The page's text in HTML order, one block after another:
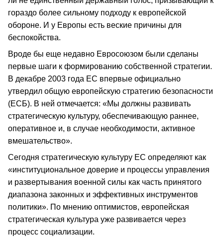
гораздо более сильному подходу к европейской
обороне. И у Европы есть веские причины для
беспокойства.
Вроде бы еще недавно Евросоюзом были сделаны
первые шаги к формированию собственной стратегии.
В декабре 2003 года ЕС впервые официально
утвердил общую европейскую стратегию безопасности
(ЕСБ). В ней отмечается: «Мы должны развивать
стратегическую культуру, обеспечивающую раннее,
оперативное и, в случае необходимости, активное
вмешательство».
Сегодня стратегическую культуру ЕС определяют как
«институциональное доверие и процессы управления
и развертывания военной силы как часть принятого
диапазона законных и эффективных инструментов
политики». По мнению оптимистов, европейская
стратегическая культура уже развивается через
процесс социализации.